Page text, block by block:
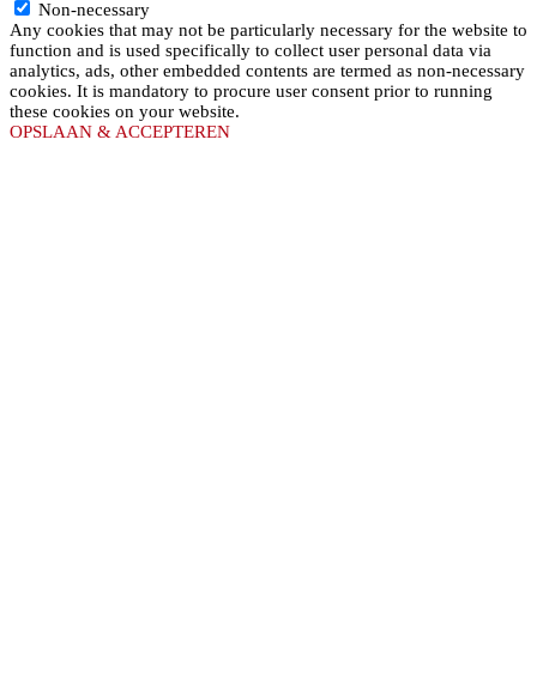
Non-necessary
Any cookies that may not be particularly necessary for the website to
function and is used specifically to collect user personal data via
analytics, ads, other embedded contents are termed as non-necessary
cookies. It is mandatory to procure user consent prior to running
these cookies on your website.
OPSLAAN & ACCEPTEREN